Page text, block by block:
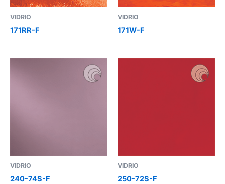
VIDRIO
171RR-F
VIDRIO
171W-F
VIDRIO
240-74S-F
VIDRIO
250-72S-F